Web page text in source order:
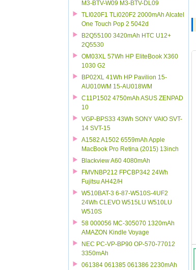
M3-BTV-W09 M3-BTV-DL09
TLI020F1 TLi020F2 2000mAh Alcatel
One Touch Pop 2 5042d
B2Q55100 3420mAh HTC U12+
2Q5530
OM03XL 57Wh HP EliteBook X360
1030 G2
BP02XL 41Wh HP Pavilion 15-
AU010WM 15-AU018WM
C11P1502 4750mAh ASUS ZENPAD
10
VGP-BPS33 43Wh SONY VAIO SVT-
14 SVT-15
A1582 A1502 6559mAh Apple
MacBook Pro Retina (2015) 13inch
Blackview A60 4080mAh
FMVNBP212 FPCBP342 24Wh
Fujitsu AH42/H
W510BAT-3 6-87-W510S-4UF2
24Wh CLEVO W515LU W510LU
W510S
58 000056 MC-305070 1320mAh
AMAZON Kindle Voyage
NEC PC-VP-BP90 OP-570-77012
3350mAh
061384 061385 061386 2230mAh